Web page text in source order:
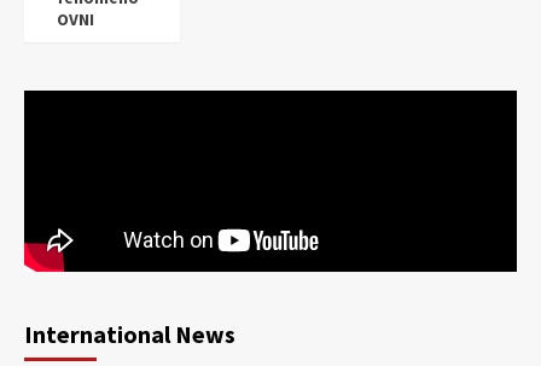
OVNI
International News